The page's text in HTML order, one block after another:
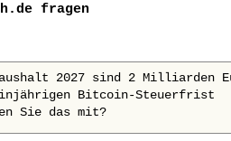
fragen